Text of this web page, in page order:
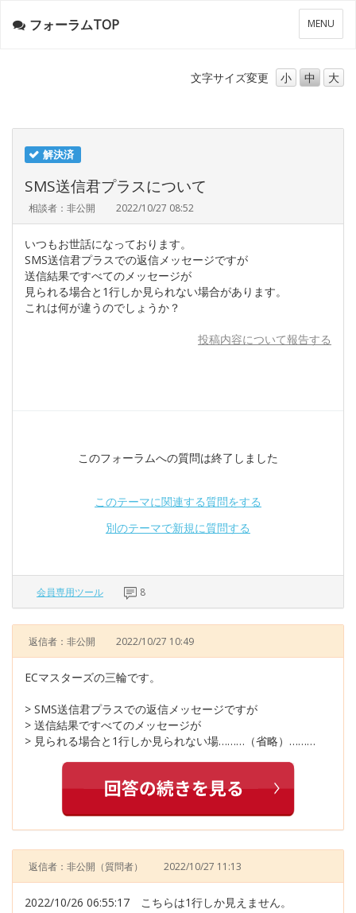
メ
ニ
ー
MENU
フォーラムTOP
文字サイズ変更 小 中 大
解決済
SMS送信君プラスについて
相談者：非公開 2022/10/27 08:52
いつもお世話になっております。
SMS送信君プラスでの返信メッセージですが
送信結果ですべてのメッセージが
見られる場合と1行しか見られない場合があります。
これは何が違うのでしょうか？
投稿内容について報告する
このフォーラムへの質問は終了しました
このテーマに関連する質問をする
別のテーマで新規に質問する
会員専用ツール 8
返信者：非公開 2022/10/27 10:49
ECマスターズの三輪です。
> SMS送信君プラスでの返信メッセージですが
> 送信結果ですべてのメッセージが
> 見られる場合と1行しか見られない場………（省略）………
返信者：非公開 （質問者） 2022/10/27 11:13
2022/10/26 06:55:17 こちらは1行しか見えません。